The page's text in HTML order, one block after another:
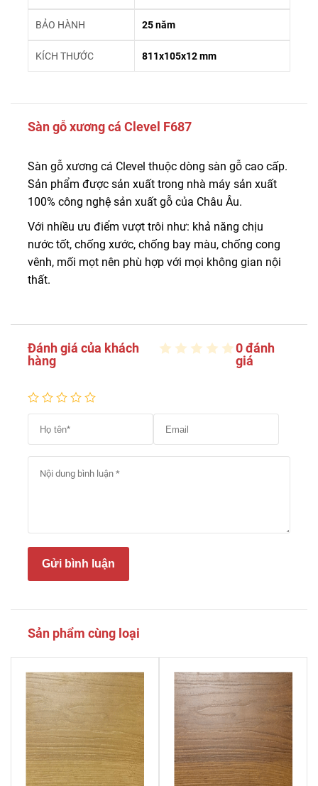
BẢO HÀNH 25 năm
KÍCH THƯỚC 811x105x12 mm
Sàn gỗ xương cá Clevel F687
Sàn gỗ xương cá Clevel thuộc dòng sàn gỗ cao cấp.
Sản phẩm được sản xuất trong nhà máy sản xuất
100% công nghệ sản xuất gỗ của Châu Âu.
Với nhiều ưu điểm vượt trôi như: khả năng chịu
nước tốt, chống xước, chống bay màu, chống cong
vênh, mối mọt nên phù hợp với mọi không gian nội
thất.
Đánh giá của khách
hàng
0 đánh
giá
Gửi bình luận
Sản phẩm cùng loại